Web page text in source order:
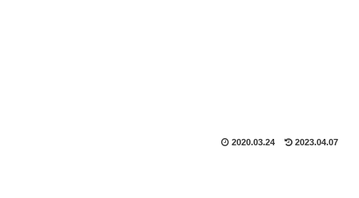
2020.03.24 2023.04.07